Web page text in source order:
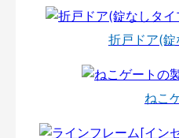
折戸ドア(
ねこ